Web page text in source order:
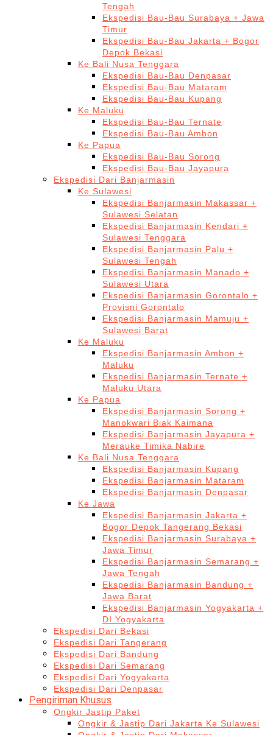
Tengah
Ekspedisi Bau-Bau Surabaya + Jawa
Timur
Ekspedisi Bau-Bau Jakarta + Bogor
Depok Bekasi
Ke Bali Nusa Tenggara
Ekspedisi Bau-Bau Denpasar
Ekspedisi Bau-Bau Mataram
Ekspedisi Bau-Bau Kupang
Ke Maluku
Ekspedisi Bau-Bau Ternate
Ekspedisi Bau-Bau Ambon
Ke Papua
Ekspedisi Bau-Bau Sorong
Ekspedisi Bau-Bau Jayapura
Ekspedisi Dari Banjarmasin
Ke Sulawesi
Ekspedisi Banjarmasin Makassar +
Sulawesi Selatan
Ekspedisi Banjarmasin Kendari +
Sulawesi Tenggara
Ekspedisi Banjarmasin Palu +
Sulawesi Tengah
Ekspedisi Banjarmasin Manado +
Sulawesi Utara
Ekspedisi Banjarmasin Gorontalo +
Provisni Gorontalo
Ekspedisi Banjarmasin Mamuju +
Sulawesi Barat
Ke Maluku
Ekspedisi Banjarmasin Ambon +
Maluku
Ekspedisi Banjarmasin Ternate +
Maluku Utara
Ke Papua
Ekspedisi Banjarmasin Sorong +
Manokwari Biak Kaimana
Ekspedisi Banjarmasin Jayapura +
Merauke Timika Nabire
Ke Bali Nusa Tenggara
Ekspedisi Banjarmasin Kupang
Ekspedisi Banjarmasin Mataram
Ekspedisi Banjarmasin Denpasar
Ke Jawa
Ekspedisi Banjarmasin Jakarta +
Bogor Depok Tangerang Bekasi
Ekspedisi Banjarmasin Surabaya +
Jawa Timur
Ekspedisi Banjarmasin Semarang +
Jawa Tengah
Ekspedisi Banjarmasin Bandung +
Jawa Barat
Ekspedisi Banjarmasin Yogyakarta +
DI Yogyakarta
Ekspedisi Dari Bekasi
Ekspedisi Dari Tangerang
Ekspedisi Dari Bandung
Ekspedisi Dari Semarang
Ekspedisi Dari Yogyakarta
Ekspedisi Dari Denpasar
Pengiriman Khusus
Ongkir Jastip Paket
Ongkir & Jastip Dari Jakarta Ke Sulawesi